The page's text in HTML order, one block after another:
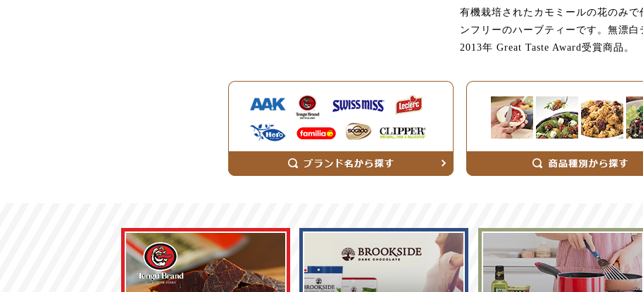
有機栽培されたカモミールの花のみ
ンフリーのハーブティーです。無漂白
2013年 Great Taste Award受賞商品。